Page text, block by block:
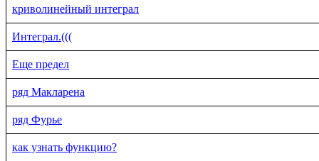
криволинейный интеграл
Интеграл.(((
Еще предел
ряд Макларена
ряд Фурье
как узнать функцию?